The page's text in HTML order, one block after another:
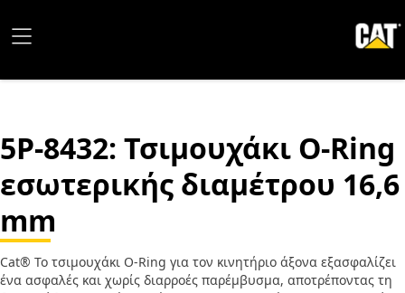
5P-8432: Τσιμουχάκι O-Ring
εσωτερικής διαμέτρου 16,6
mm
Cat® Το τσιμουχάκι O-Ring για τον κινητήριο άξονα εξασφαλίζει
ένα ασφαλές και χωρίς διαρροές παρέμβυσμα, αποτρέποντας τη